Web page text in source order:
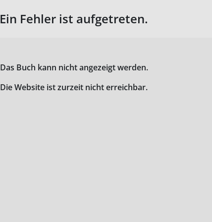
Ein Fehler ist aufgetreten.
Das Buch kann nicht angezeigt werden.
Die Website ist zurzeit nicht erreichbar.